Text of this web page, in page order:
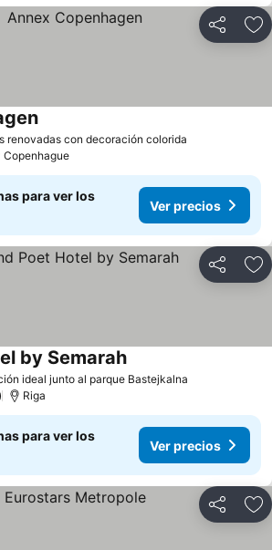
Compartir
renovadas con decoración colorida
Copenhague
para ver los
Ver precios
Compartir
ideal junto al parque Bastejkalna
by Semarah
Riga
para ver los
Ver precios
Compartir